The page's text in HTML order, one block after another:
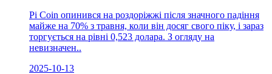
Pi Coin опинився на роздоріжжі після значного падіння
майже на 70% з травня, коли він досяг свого піку, і зараз
торгується на рівні 0,523 долара. З огляду на
невизначен..
2025-10-13